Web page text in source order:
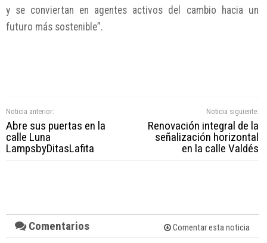
y se conviertan en agentes activos del cambio hacia un
futuro más sostenible”.
Noticia anterior:
Abre sus puertas en la
calle Luna
LampsbyDitasLafita
Noticia siguiente:
Renovación integral de la
señalización horizontal
en la calle Valdés
Comentarios Comentar esta noticia